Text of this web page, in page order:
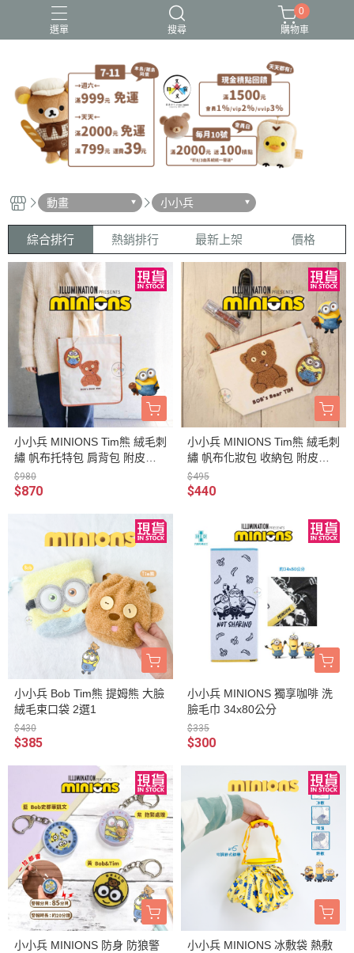
選單 搜尋
史努比歐拉夫 吉伊卡哇 憂傷馬戲團
拉拉熊
迪士尼-玩具總動員
0
購物車
動畫 小小兵
綜合排行 熱銷排行 最新上架 價格
小小兵 MINIONS Tim熊 絨毛刺
繡 帆布托特包 肩背包 附皮革
吊飾
$980
$870
小小兵 MINIONS Tim熊 絨毛刺
繡 帆布化妝包 收納包 附皮革
吊飾
$495
$440
小小兵 Bob Tim熊 提姆熊 大臉
絨毛束口袋 2選1
$430
$385
小小兵 MINIONS 獨享咖啡 洗
臉毛巾 34x80公分
$335
$300
小小兵 MINIONS 防身 防狼警
小小兵 MINIONS 冰敷袋 熱敷